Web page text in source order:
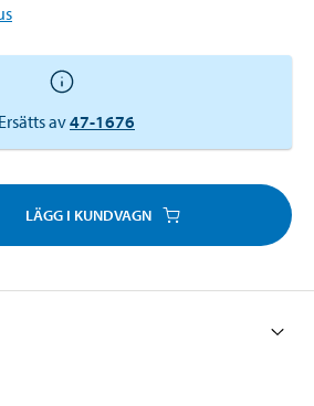
Ersätts av47-1676
LÄGG I KUNDVAGN